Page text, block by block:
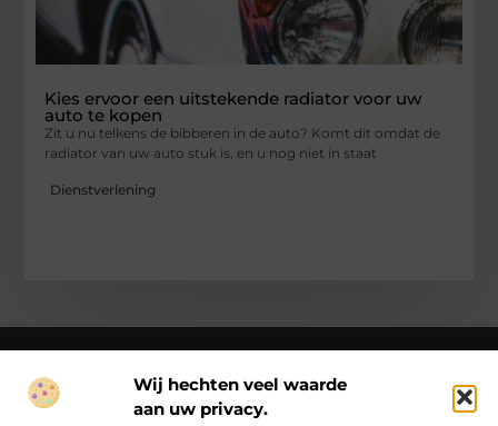
Wij hechten veel waarde
aan uw privacy.
Kies ervoor een uitstekende radiator voor uw
auto te kopen
Zit u nu telkens de bibberen in de auto? Komt dit omdat de
radiator van uw auto stuk is, en u nog niet in staat
Dienstverlening
Over Ck Producties